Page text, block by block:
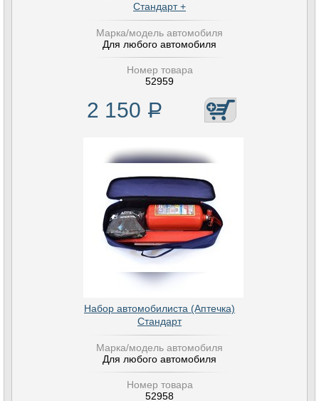
Стандарт +
Марка/модель автомобиля
Для любого автомобиля
Номер товара
52959
2 150 Р
Набор автомобилиста (Аптечка)
Стандарт
Марка/модель автомобиля
Для любого автомобиля
Номер товара
52958